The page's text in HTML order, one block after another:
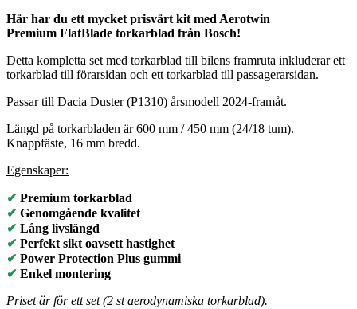
Här har du ett mycket prisvärt kit med Aerotwin
Premium FlatBlade torkarblad från Bosch!
Detta kompletta set med torkarblad till bilens framruta inkluderar ett
torkarblad till förarsidan och ett torkarblad till passagerarsidan.
Passar till Dacia Duster (P1310) årsmodell 2024-framåt.
Längd på torkarbladen är 600 mm / 450 mm (24/18 tum).
Knappfäste, 16 mm bredd.
Egenskaper:
✔ Premium torkarblad
✔ Genomgående kvalitet
✔ Lång livslängd
✔ Perfekt sikt oavsett hastighet
✔ Power Protection Plus gummi
✔ Enkel montering
Priset är för ett set (2 st aerodynamiska torkarblad).